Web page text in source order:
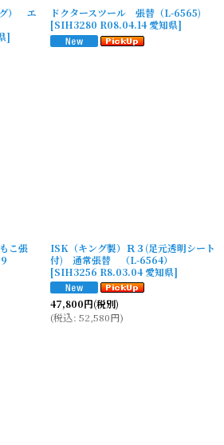
グ） エ
]
ドクタースツール 張替（L-6565)
[SIH3280 R08.04.14 愛知県]
こ張
ISK（キング製）Ｒ３(足元透明シート
付) 通常張替 （L-6564）
[SIH3256 R8.03.04 愛知県]
47,800円(税別)
(税込: 52,580円)